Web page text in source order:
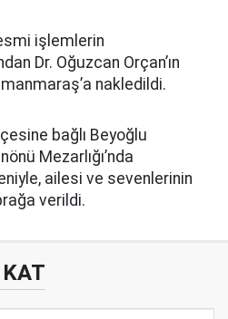
işlemlerin
Dr. Oğuzcan Orçan’ın
nakledildi.
bağlı Beyoğlu
Mezarlığı’nda
ailesi ve sevenlerinin
verildi.